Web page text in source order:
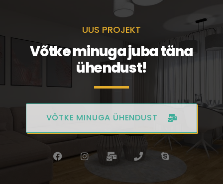
UUS PROJEKT
Võtke minuga juba täna
ühendust!
VÕTKE MINUGA ÜHENDUST